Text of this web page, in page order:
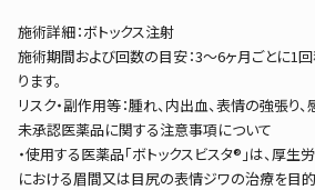
施術詳細：ボトックス注射
施術期間および回数の目安：3～6ヶ月ごとに1
ります。
リスク・副作用等：腫れ、内出血、表情の強張り
未承認医薬品に関する注意事項について
・使用する医薬品「ボトックスビスタ®」は、厚
における眉間又は目尻の表情ジワの治療を目